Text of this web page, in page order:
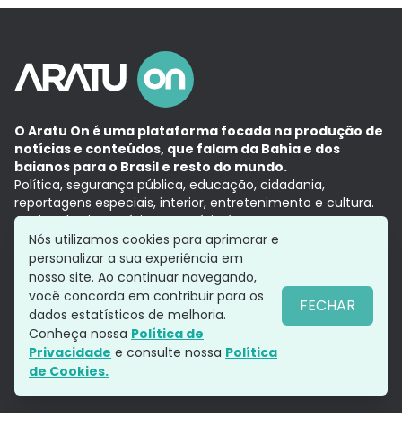
O Aratu On é uma plataforma focada na produção de
notícias e conteúdos, que falam da Bahia e dos
baianos para o Brasil e resto do mundo.
Política, segurança pública, educação, cidadania,
reportagens especiais, interior, entretenimento e cultura.
Aqui, tudo vira notícia e a notícia é no tempo presente,
com a credibilidade do Grupo Aratu.
Grupo Aratu
Política de privacidade
Siga-nos
Nós utilizamos cookies para aprimorar e
personalizar a sua experiência em
nosso site. Ao continuar navegando,
você concorda em contribuir para os
dados estatísticos de melhoria.
Conheça nossa Política de
Privacidade e consulte nossa Política
de Cookies.
FECHAR